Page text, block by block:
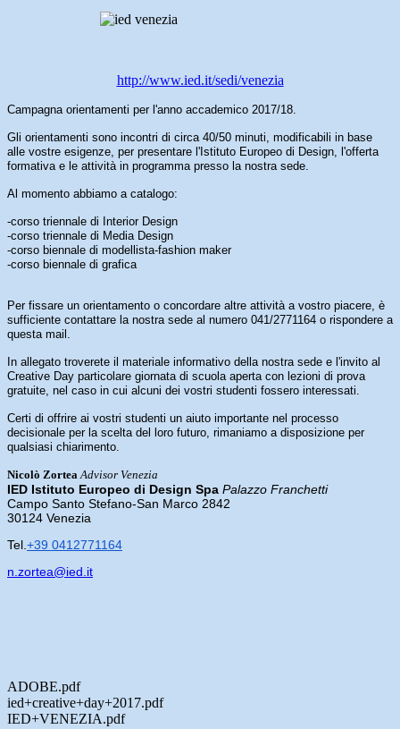
http://www.ied.it/sedi/venezia
Campagna orientamenti per l'anno accademico 2017/18.
Gli orientamenti sono incontri di circa 40/50 minuti, modificabili in base
alle vostre esigenze, per presentare l'Istituto Europeo di Design, l'offerta
formativa e le attività in programma presso la nostra sede.
Al momento abbiamo a catalogo:
-corso triennale di Interior Design
-corso triennale di Media Design
-corso biennale di modellista-fashion maker
-corso biennale di grafica
Per fissare un orientamento o concordare altre attività a vostro piacere, è
sufficiente contattare la nostra sede al numero 041/2771164 o rispondere a
questa mail.
In allegato troverete il materiale informativo della nostra sede e l'invito al
Creative Day particolare giornata di scuola aperta con lezioni di prova
gratuite, nel caso in cui alcuni dei vostri studenti fossero interessati.
Certi di offrire ai vostri studenti un aiuto importante nel processo
decisionale per la scelta del loro futuro, rimaniamo a disposizione per
qualsiasi chiarimento.
Nicolò ZorteaAdvisor Venezia
IED Istituto Europeo di Design Spa Palazzo Franchetti
Campo Santo Stefano-San Marco 2842
30124 Venezia
Tel. +39 0412771164
n.zortea@ied.it
ADOBE.pdf
ied+creative+day+2017.pdf
IED+VENEZIA.pdf